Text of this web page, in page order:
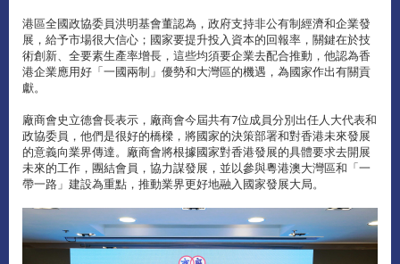
港區全國政協委員洪明基會董認為，政府支持非公有制經濟和企業發
展，給予市場很大信心；國家要提升投入資本的回報率，關鍵在於技
術創新、全要素生產率增長，這些均須要企業去配合推動，他認為香
港企業應用好「一國兩制」優勢和大灣區的機遇，為國家作出有關貢
獻。
廠商會史立德會長表示，廠商會今屆共有7位成員分別出任人大代表和
政協委員，他們是很好的橋樑，將國家的決策部署和對香港未來發展
的意義向業界傳達。廠商會將根據國家對香港發展的具體要求去開展
未來的工作，團結會員，協力謀發展，並以參與粵港澳大灣區和「一
帶一路」建設為重點，推動業界更好地融入國家發展大局。